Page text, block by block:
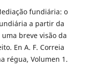
fundiária: o
a partir da
breve visão da
En A. F. Correia
régua, Volumen 1.